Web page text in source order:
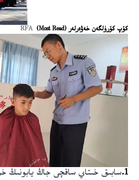
كۆپ كۆرۈلگەن خەۋەرلەر (Most Read) RFA
1
.سابىق خىتاي ساقچى جاڭ يابونىڭ